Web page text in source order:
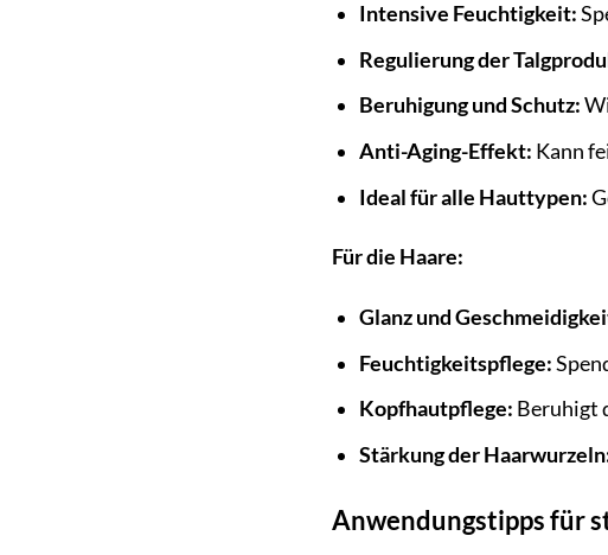
Intensive Feuchtigkeit:
Regulierung der
Beruhigung und Schutz:
Anti-Aging-Effekt: Kann
Ideal für alle Hauttypen:
Für die Haare:
Glanz und
Feuchtigkeitspflege:
Kopfhautpflege: Beruhigt
Stärkung der
Anwendungstipps für